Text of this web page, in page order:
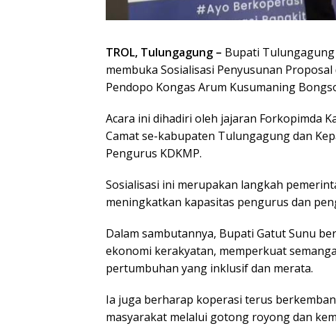
TROL, Tulungagung – Bupati
membuka Sosialisasi Penyusunan
Pendopo Kongas Arum Kusumaning
Acara ini dihadiri oleh jajaran Forkopimda
Camat se-kabupaten Tulungagung dan
Pengurus KDKMP.
Sosialisasi ini merupakan langkah
meningkatkan kapasitas pengurus dan
Dalam sambutannya, Bupati Gatut Sunu
ekonomi kerakyatan, memperkuat
pertumbuhan yang inklusif dan merata.
Ia juga berharap koperasi terus
masyarakat melalui gotong royong dan